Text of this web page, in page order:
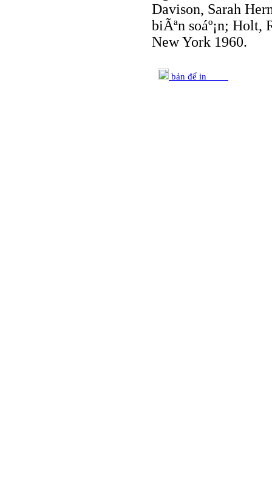
Davison, Sarah
biÃªn soáº¡n; Holt,
New York 1960.
bản để in